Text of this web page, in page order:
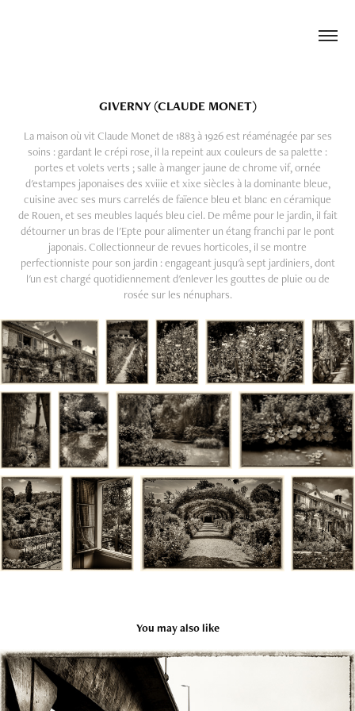
GIVERNY (CLAUDE MONET)
La maison où vit Claude Monet de 1883 à 1926 est réaménagée par ses
soins : gardant le crépi rose, il la repeint aux couleurs de sa palette :
portes et volets verts ; salle à manger jaune de chrome vif, ornée
d'estampes japonaises des xviiie et xixe siècles à la dominante bleue,
cuisine avec ses murs carrelés de faïence bleu et blanc en céramique
de Rouen, et ses meubles laqués bleu ciel. De même pour le jardin, il fait
détourner un bras de l'Epte pour alimenter un étang franchi par le pont
japonais. Collectionneur de revues horticoles, il se montre
perfectionniste pour son jardin : engageant jusqu'à sept jardiniers, dont
l'un est chargé quotidiennement d'enlever les gouttes de pluie ou de
rosée sur les nénuphars.
You may also like